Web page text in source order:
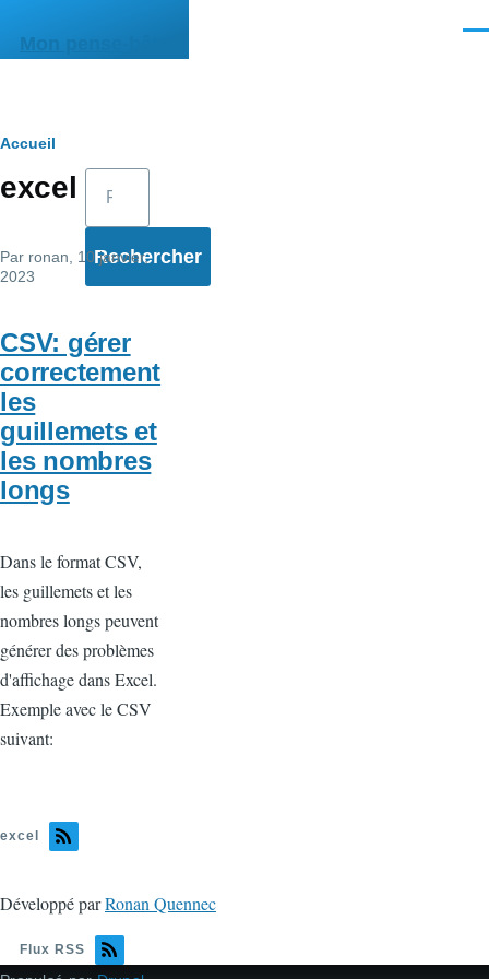
Mon pense-bête
Fil
d'Ariane
Accueil
excel
Par ronan , 10 janvier,
2023
CSV: gérer
correctement
les
guillemets et
les nombres
longs
Dans le format CSV,
les guillemets et les
nombres longs peuvent
générer des problèmes
d'affichage dans Excel.
Exemple avec le CSV
suivant:
excel
Développé parRonan Quennec
Flux RSS